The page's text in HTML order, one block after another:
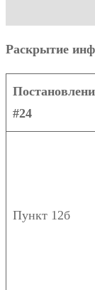
Раскрытие
#24
Пункт 12б